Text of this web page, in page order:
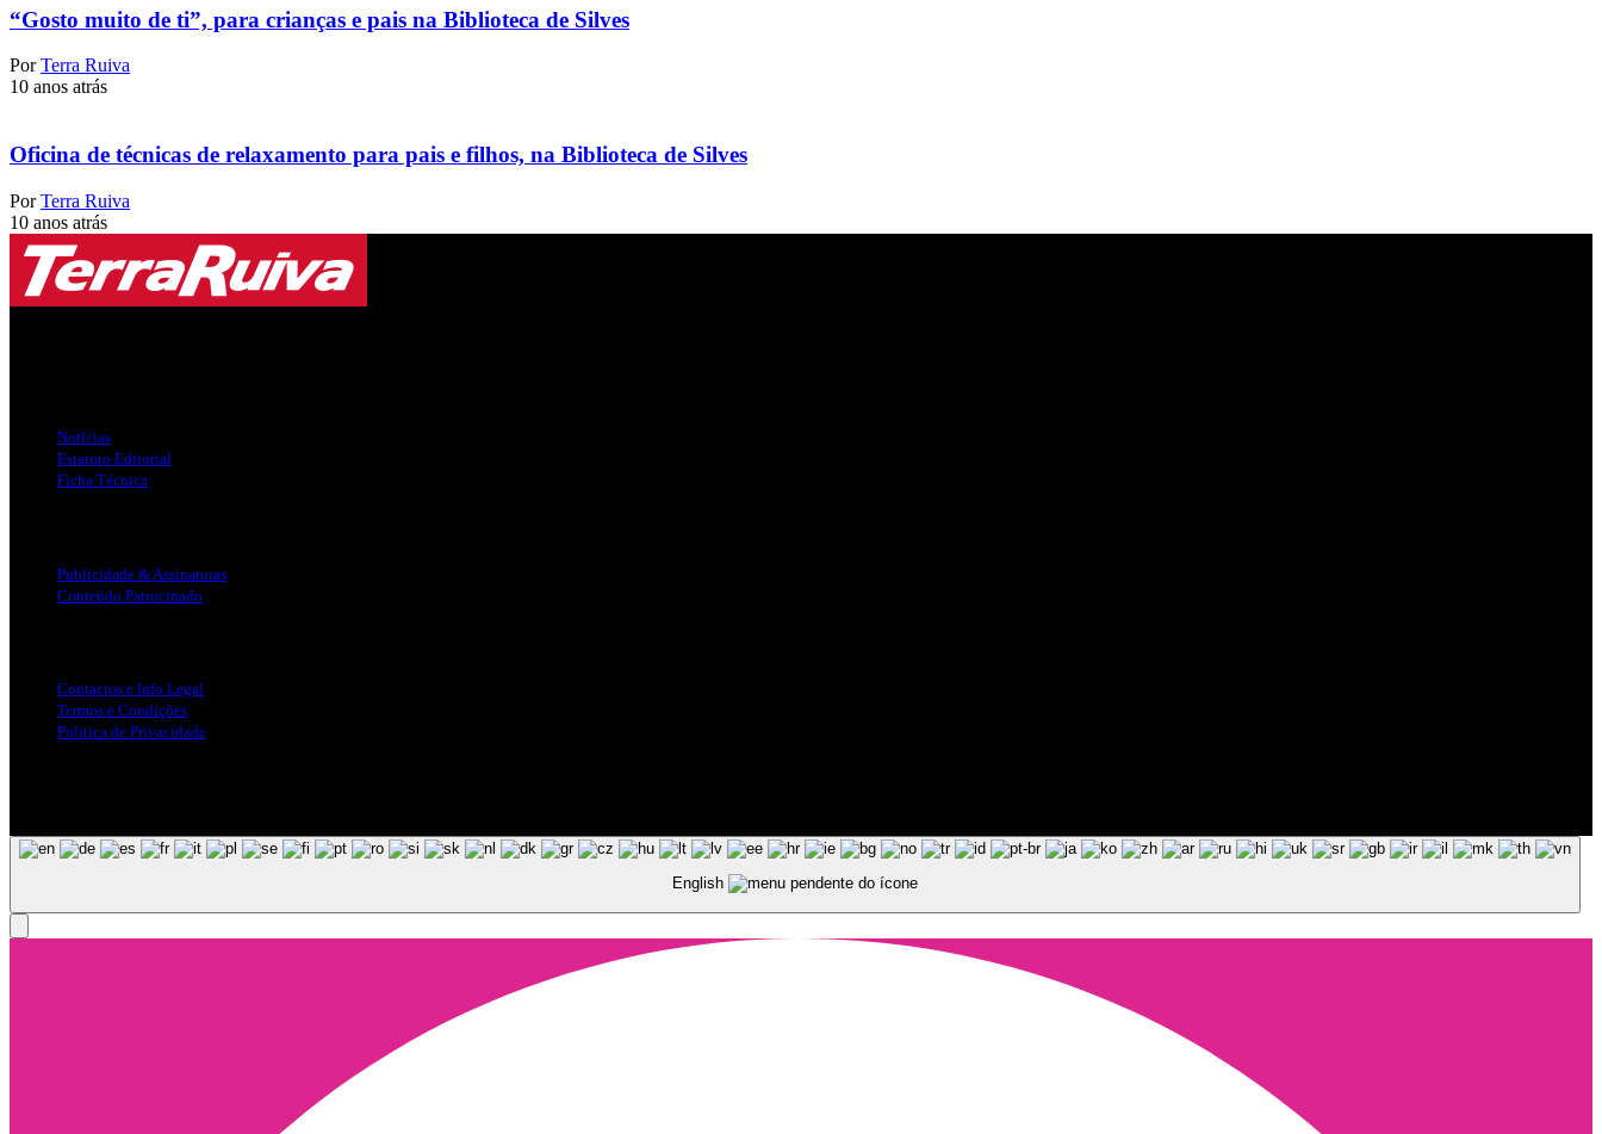
“Gosto muito de ti”, para crianças e pais na Biblioteca de Silves
Por Terra Ruiva
10 anos atrás
Oficina de técnicas de relaxamento para pais e filhos, na Biblioteca de Silves
Por Terra Ruiva
10 anos atrás
Notícias
Estatuto Editorial
Ficha Técnica
Publicidade & Assinaturas
Conteúdo Patrocinado
Contactos e Info Legal
Termos e Condições
Politica de Privacidade
English